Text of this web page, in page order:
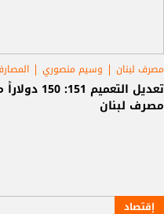
مصرف لبنان وسيم منصوري
تعديل التعميم 151: 150
مصرف لبنان
إقتصاد